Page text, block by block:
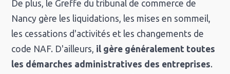
De plus, le Greffe du tribunal de commerce de
Nancy gère les liquidations, les mises en sommeil,
les cessations d'activités et les changements de
code NAF. D'ailleurs, il gère généralement toutes
les démarches administratives des entreprises.